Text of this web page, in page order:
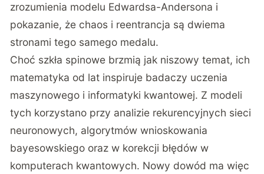
zrozumienia modelu Edwardsa-Andersona i
pokazanie, że chaos i reentrancja są dwiema
stronami tego samego medalu.
Choć szkła spinowe brzmią jak niszowy temat, ich
matematyka od lat inspiruje badaczy uczenia
maszynowego i informatyki kwantowej. Z modeli
tych korzystano przy analizie rekurencyjnych sieci
neuronowych, algorytmów wnioskowania
bayesowskiego oraz w korekcji błędów w
komputerach kwantowych. Nowy dowód ma więc